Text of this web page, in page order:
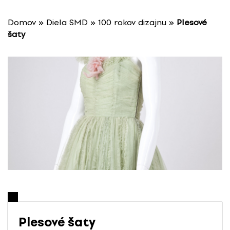
Domov » Diela SMD » 100 rokov dizajnu » Plesové
šaty
Plesové šaty